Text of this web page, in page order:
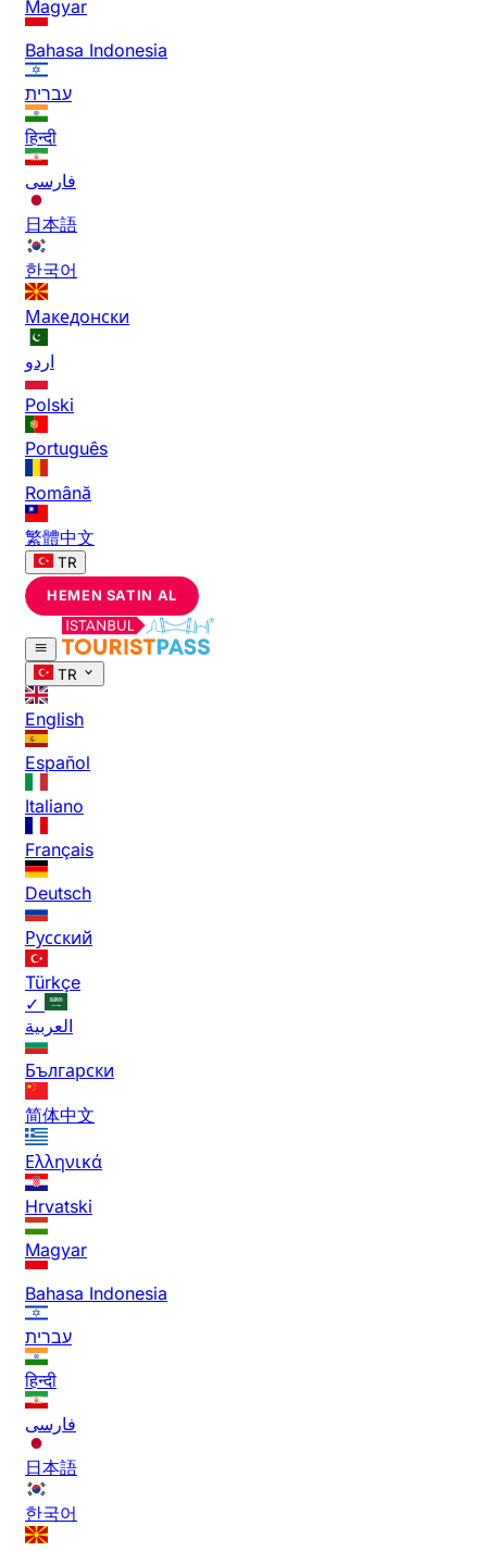
Magyar
Bahasa Indonesia
עברית
हिन्दी
فارسی
日本語
한국어
Македонски
اردو
Polski
Português
Română
繁體中文
TR
HEMEN SATIN AL
TR
English
Español
Italiano
Français
Deutsch
Русский
Türkçe
✓
العربية
Български
简体中文
Ελληνικά
Hrvatski
Magyar
Bahasa Indonesia
עברית
हिन्दी
فارسی
日本語
한국어